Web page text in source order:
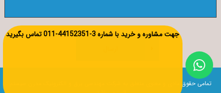
جهت مشاوره و خرید با شماره3-44152351-011 تماس بگیرید
تمامی حقوق مادی و معنوی متعلق به شرکت مهندسی برق و الکترونیک مدرن سیستم